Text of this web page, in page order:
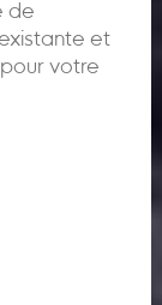
de
et
votre